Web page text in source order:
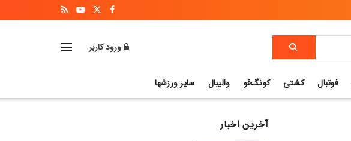
ورود کاربر
فوتبال کشتی کونگ‌فو والیبال سایر ورزشها
آخرین اخبار